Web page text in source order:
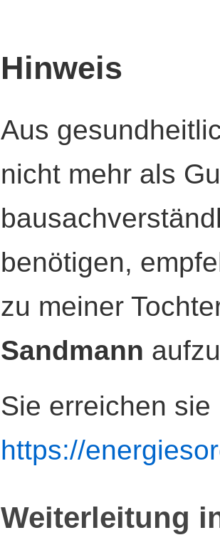
Hinweis
Aus
nicht mehr als
benötigen,
zu meiner
Sandmann
Sie erreichen sie
https://
Weiterleitung